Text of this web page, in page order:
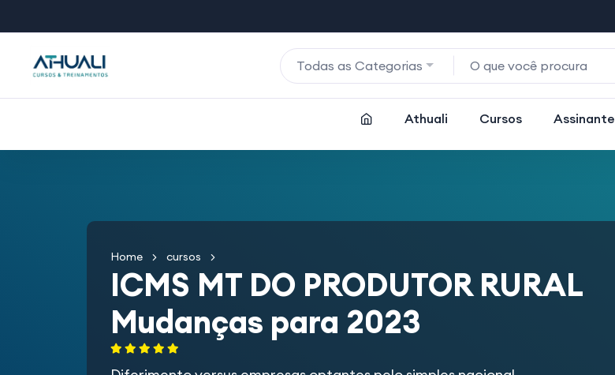
Todas as Categorias
Athuali Cursos Assinante
Home cursos
ICMS MT DO PRODUTOR RURAL
Mudanças para 2023